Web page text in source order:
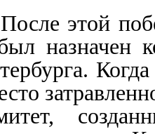
После этой
назначен